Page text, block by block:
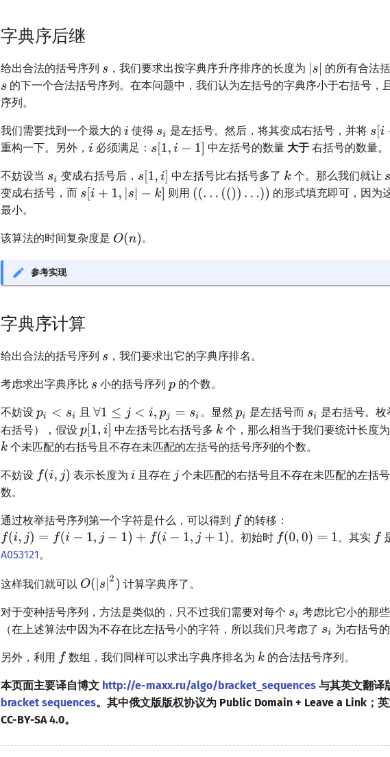
字典序后继
给出合法的括号序列 ，我们要求出按字典序升序排序的长度为
的所有合法
的下一个合法括号序列。在本问题中，我们认为左括号的字典序小于右括号，
序列。
我们需要找到一个最大的 使得 是左括号。然后，将其变成右括号，并将
重构一下。另外，
必须满足： 中左括号的数量 大于右括号的数量。
不妨设当 变成右括号后， 中左括号比右括号多了 个。那么我们就让
变成右括号，而
则用
的形式填充即可，因为
最小。
该算法的时间复杂度是 。
参考实现
字典序计算
给出合法的括号序列 ，我们要求出它的字典序排名。
考虑求出字典序比 小的括号序列 的个数。
不妨设 且 。显然 是左括号而 是右括号。
右括号），假设
中左括号比右括号多 个，那么相当于我们要统计长度为
个未匹配的右括号且不存在未匹配的左括号的括号序列的个数。
不妨设 表示长度为 且存在
个未匹配的右括号且不存在未匹配的左括
数。
通过枚举括号序列第一个字符是什么，可以得到
的转移：
。初始时
。其实
A053121。
这样我们就可以 计算字典序了。
对于变种括号序列，方法是类似的，只不过我们需要对每个
考虑比它小的那
（在上述算法中因为不存在比左括号小的字符，所以我们只考虑了
为右括号的
另外，利用 数组，我们同样可以求出字典序排名为 的合法括号序列。
本页面主要译自博文 http://e-maxx.ru/algo/bracket_sequences 与其英文翻译
bracket sequences。其中俄文版版权协议为 Public Domain + Leave a Link；
CC-BY-SA 4.0。